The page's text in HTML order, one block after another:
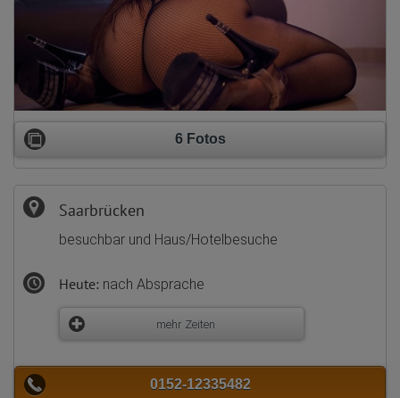
6 Fotos
Saarbrücken
besuchbar und Haus/Hotelbesuche
Heute: nach Absprache
mehr Zeiten
0152-12335482